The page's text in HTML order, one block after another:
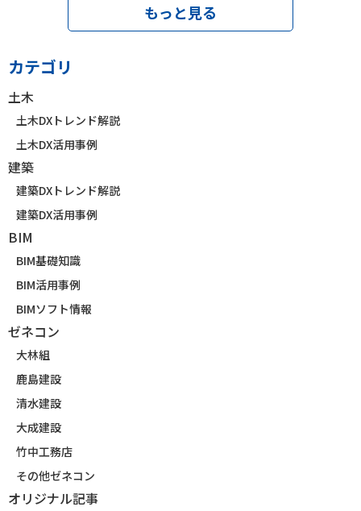
もっと見る
カテゴリ
土木
土木DXトレンド解説
土木DX活用事例
建築
建築DXトレンド解説
建築DX活用事例
BIM
BIM基礎知識
BIM活用事例
BIMソフト情報
ゼネコン
大林組
鹿島建設
清水建設
大成建設
竹中工務店
その他ゼネコン
オリジナル記事